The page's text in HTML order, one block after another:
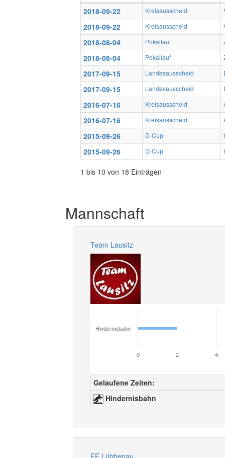
2018-09-22
Kreisausscheid
2018-09-22 Kreisausscheid
2018-08-04 Pokallauf
2018-08-04 Pokallauf
2017-09-15 Landesausscheid
2017-09-15 Landesausscheid
2016-07-16 Kreisausscheid
2016-07-16 Kreisausscheid
2015-09-26 D-Cup
2015-09-26 D-Cup
1 bis 10 von 18 Einträgen
Mannschaft
Team Lausitz
Hindernisbahn
0 2 4
Gelaufene Zeiten:
Hindernisbahn
FF Lübbenau